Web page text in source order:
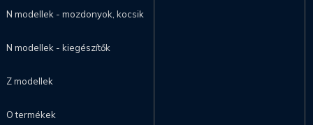
N modellek - mozdonyok, kocsik
N modellek - kiegészítők
Z modellek
O termékek